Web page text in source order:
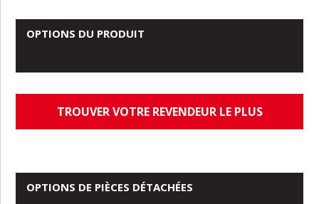
OPTIONS DU PRODUIT
TROUVER VOTRE REVENDEUR LE PLUS
OPTIONS DE PIÈCES DÉTACHÉES